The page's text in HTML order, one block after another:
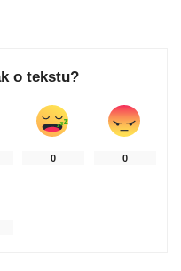
o tekstu?
0 0